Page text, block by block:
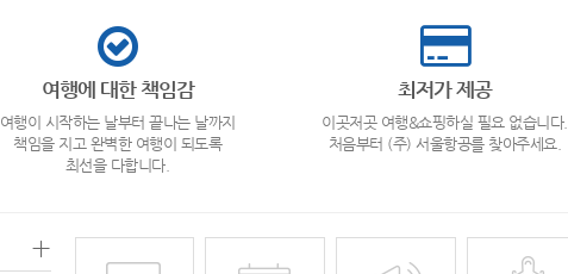
여행에 대한 책임감
여행이 시작하는 날부터 끝나는 날까지
책임을 지고 완벽한 여행이 되도록
최선을 다합니다.
최저가 제공
이곳저곳 여행&쇼핑하실 필요 없습니다.
처음부터 (주) 서울항공를 찾아주세요.
+